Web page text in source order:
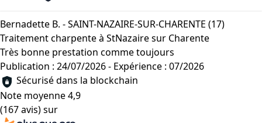
Bernadette B. - SAINT-NAZAIRE-SUR-CHARENTE (17)
Traitement charpente à StNazaire sur Charente
Très bonne prestation comme toujours
Publication : 24/07/2026- Expérience : 07/2026
Sécurisé dans la blockchain
Note moyenne4,9
(167 avis)sur